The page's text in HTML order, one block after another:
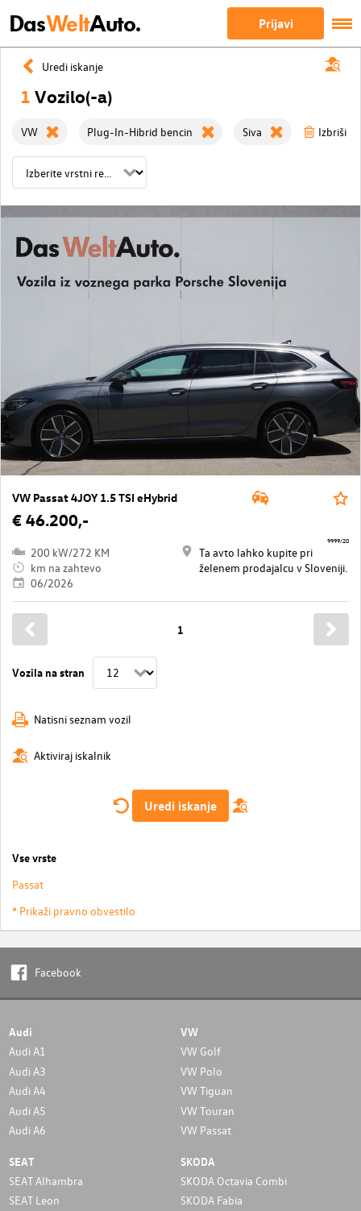
DasWeltAuto. Prijavi
Uredi iskanje
1 Vozilo(-a)
VW Plug-In-Hibrid bencin Siva Izbriši
VW Passat 4JOY 1.5 TSI eHybrid
€ 46.200,-
200 kW/272 KM
km na zahtevo
06/2026
Ta avto lahko kupite pri
želenem prodajalcu v Sloveniji.
9999/20
Vozila na stran
1
Natisni seznam vozil
Aktiviraj iskalnik
Uredi iskanje
Vse vrste
Passat
* Prikaži pravno obvestilo
Facebook
Audi
Audi A1
Audi A3
Audi A4
Audi A5
Audi A6
VW
VW Golf
VW Polo
VW Tiguan
VW Touran
VW Passat
SEAT
SEAT Alhambra
SEAT Leon
SKODA
SKODA Octavia Combi
SKODA Fabia